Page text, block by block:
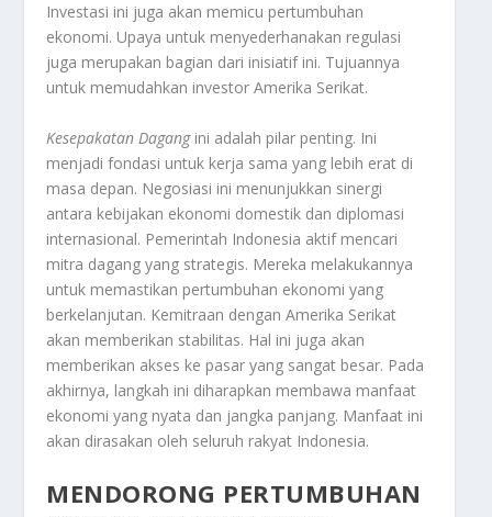
Investasi ini juga akan memicu pertumbuhan
ekonomi. Upaya untuk menyederhanakan regulasi
juga merupakan bagian dari inisiatif ini. Tujuannya
untuk memudahkan investor Amerika Serikat.
Kesepakatan Dagangini adalah pilar penting. Ini
menjadi fondasi untuk kerja sama yang lebih erat di
masa depan. Negosiasi ini menunjukkan sinergi
antara kebijakan ekonomi domestik dan diplomasi
internasional. Pemerintah Indonesia aktif mencari
mitra dagang yang strategis. Mereka melakukannya
untuk memastikan pertumbuhan ekonomi yang
berkelanjutan. Kemitraan dengan Amerika Serikat
akan memberikan stabilitas. Hal ini juga akan
memberikan akses ke pasar yang sangat besar. Pada
akhirnya, langkah ini diharapkan membawa manfaat
ekonomi yang nyata dan jangka panjang. Manfaat ini
akan dirasakan oleh seluruh rakyat Indonesia.
MENDORONG PERTUMBUHAN